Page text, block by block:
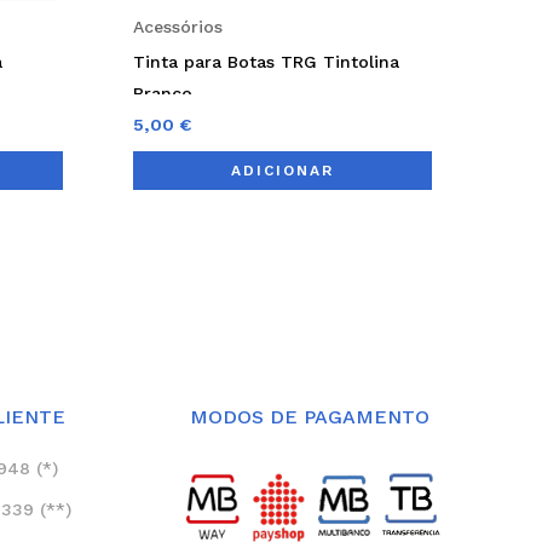
Acessórios
Tinta para Botas TRG Tintolina
Branco
5,00 €
ADICIONAR
(*)
339 (**)
MODOS DE PAGAMENTO